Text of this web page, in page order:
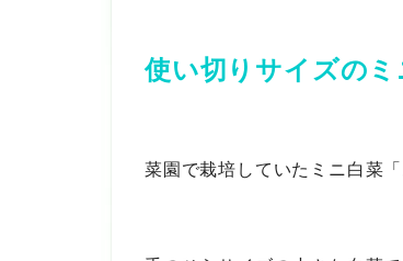
使い切りサイズのミ
菜園で栽培していたミニ白菜